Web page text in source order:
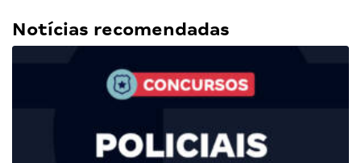
Notícias recomendadas